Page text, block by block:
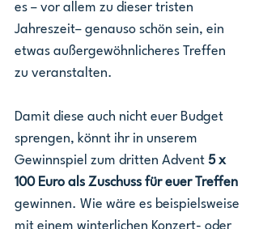
es – vor allem zu dieser tristen
Jahreszeit– genauso schön sein, ein
etwas außergewöhnlicheres Treffen
zu veranstalten.
Damit diese auch nicht euer Budget
sprengen, könnt ihr in unserem
Gewinnspiel zum dritten Advent 5 x
100 Euro als Zuschuss für euer Treffen
gewinnen. Wie wäre es beispielsweise
mit einem winterlichen Konzert- oder